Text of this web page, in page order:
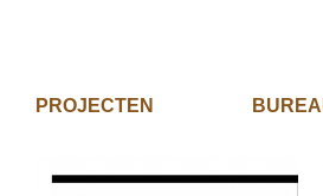
PROJECTEN